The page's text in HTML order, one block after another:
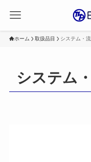
ホーム 取扱品目 システム・
システム